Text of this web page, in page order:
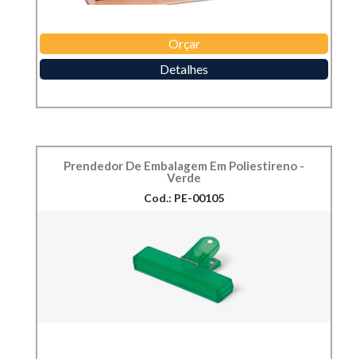
Orçar
Detalhes
Prendedor De Embalagem Em Poliestireno -
Verde
Cod.: PE-00105